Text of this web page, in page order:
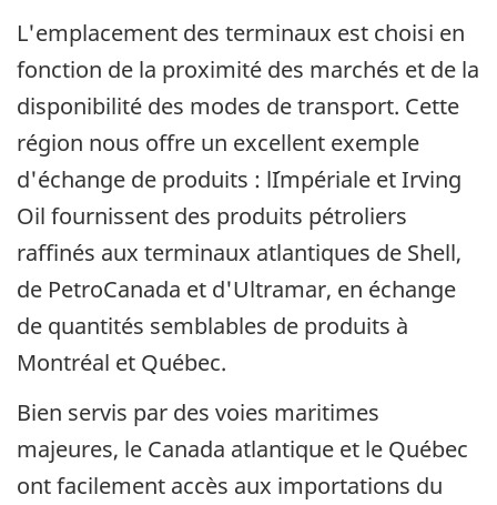
L'emplacement des terminaux est choisi en
fonction de la proximité des marchés et de la
disponibilité des modes de transport. Cette
région nous offre un excellent exemple
d'échange de produits : l´Impériale et Irving
Oil fournissent des produits pétroliers
raffinés aux terminaux atlantiques de Shell,
de PetroCanada et d'Ultramar, en échange
de quantités semblables de produits à
Montréal et Québec.
Bien servis par des voies maritimes
majeures, le Canada atlantique et le Québec
ont facilement accès aux importations du